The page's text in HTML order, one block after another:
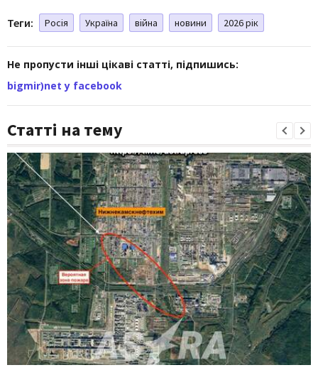
Теги: Росія Україна війна новини 2026 рік
Не пропусти інші цікаві статті, підпишись:
bigmir)net у facebook
Статті на тему